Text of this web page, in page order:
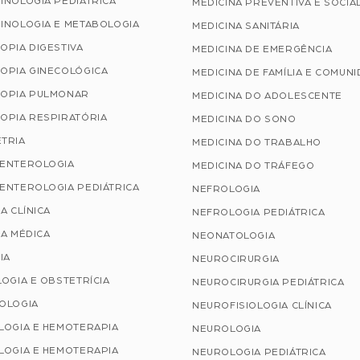
E METABOLOGIA
DIGESTIVA
GINECOLÓGICA
PULMONAR
RESPIRATÓRIA
PEDIÁTRICA
CLÍNICA
MÉDICA
E OBSTETRÍCIA
E HEMOTERAPIA
E HEMOTERAPIA
MEDICINA PREVENTIVA E
MEDICINA SANITÁRIA
MEDICINA DE EMERGÊNCIA
MEDICINA DE FAMÍLIA E
MEDICINA DO ADOLESCENTE
MEDICINA DO SONO
MEDICINA DO TRABALHO
MEDICINA DO TRÁFEGO
NEFROLOGIA
NEFROLOGIA PEDIÁTRICA
NEONATOLOGIA
NEUROCIRURGIA
NEUROCIRURGIA PEDIÁTRICA
NEUROFISIOLOGIA CLÍNICA
NEUROLOGIA
NEUROLOGIA PEDIÁTRICA